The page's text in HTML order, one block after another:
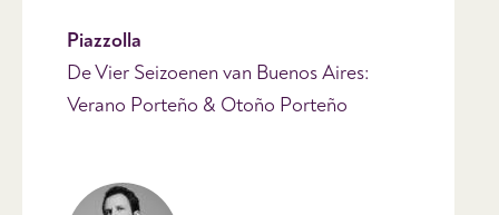
Piazzolla
De Vier Seizoenen van Buenos Aires:
Verano Porteño & Otoño Porteño